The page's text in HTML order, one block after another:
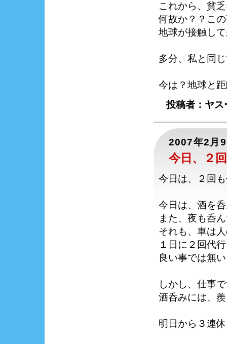
これから、貧
何故か？？こ
地球が接触し
多分、私と同
今は？地球と
投稿者：ヤ
2007年2月
今日、２
今日は、２回
今日は、酒を
また、夜も呑
それも、車は
１日に２回代
良い事では無
しかし、仕事
酒呑みには、
明日から３連